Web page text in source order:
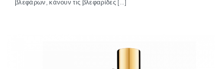
βλεφάρων, κάνουν τις βλεφαρίδες […]